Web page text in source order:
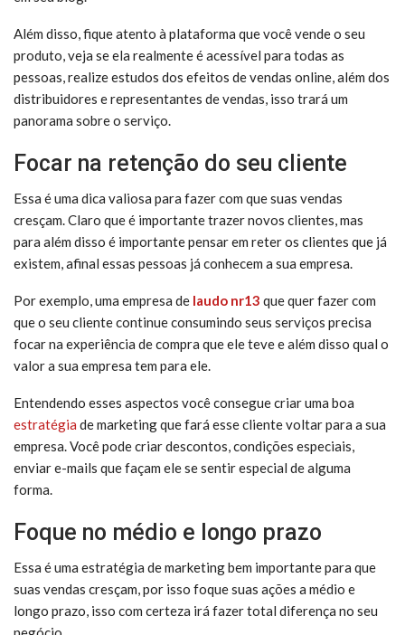
Além disso, fique atento à plataforma que você vende o seu
produto, veja se ela realmente é acessível para todas as
pessoas, realize estudos dos efeitos de vendas online, além dos
distribuidores e representantes de vendas, isso trará um
panorama sobre o serviço.
Focar na retenção do seu cliente
Essa é uma dica valiosa para fazer com que suas vendas
cresçam. Claro que é importante trazer novos clientes, mas
para além disso é importante pensar em reter os clientes que já
existem, afinal essas pessoas já conhecem a sua empresa.
Por exemplo, uma empresa de laudo nr13 que quer fazer com
que o seu cliente continue consumindo seus serviços precisa
focar na experiência de compra que ele teve e além disso qual o
valor a sua empresa tem para ele.
Entendendo esses aspectos você consegue criar uma boa
estratégia de marketing que fará esse cliente voltar para a sua
empresa. Você pode criar descontos, condições especiais,
enviar e-mails que façam ele se sentir especial de alguma
forma.
Foque no médio e longo prazo
Essa é uma estratégia de marketing bem importante para que
suas vendas cresçam, por isso foque suas ações a médio e
longo prazo, isso com certeza irá fazer total diferença no seu